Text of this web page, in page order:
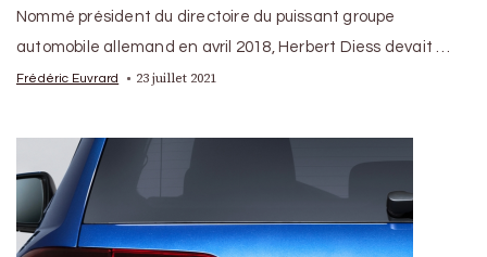
Nommé président du directoire du puissant groupe
automobile allemand en avril 2018, Herbert Diess devait …
Frédéric Euvrard 23 juillet 2021